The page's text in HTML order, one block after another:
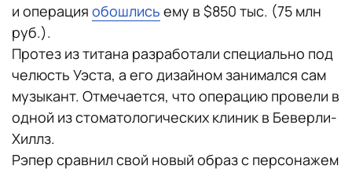
и операция обошлись ему в $850 тыс. (75 млн
руб.).
Протез из титана разработали специально под
челюсть Уэста, а его дизайном занимался сам
музыкант. Отмечается, что операцию провели в
одной из стоматологических клиник в Беверли-
Хиллз.
Рэпер сравнил свой новый образ с персонажем